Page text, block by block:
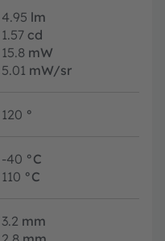
4.95 lm
1.57 cd
15.8 mW
5.01 mW/sr
120 °
-40 °C
110 °C
3.2 mm